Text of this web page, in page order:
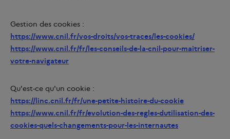
Gestion des cookies :
https://www.cnil.fr/vos-droits/vos-traces/les-cookies/
https://www.cnil.fr/fr/les-conseils-de-la-cnil-pour-maitriser-
votre-navigateur
Qu'est-ce qu'un cookie :
https://linc.cnil.fr/fr/une-petite-histoire-du-cookie
https://www.cnil.fr/fr/evolution-des-regles-dutilisation-des-
cookies-quels-changements-pour-les-internautes